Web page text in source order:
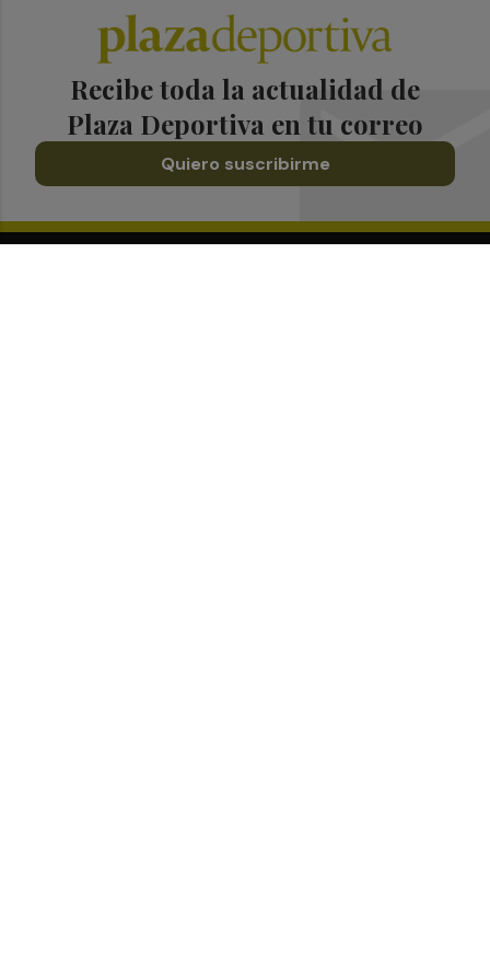
Recibe toda la actualidad de
Plaza Deportiva en tu correo
Quiero suscribirme